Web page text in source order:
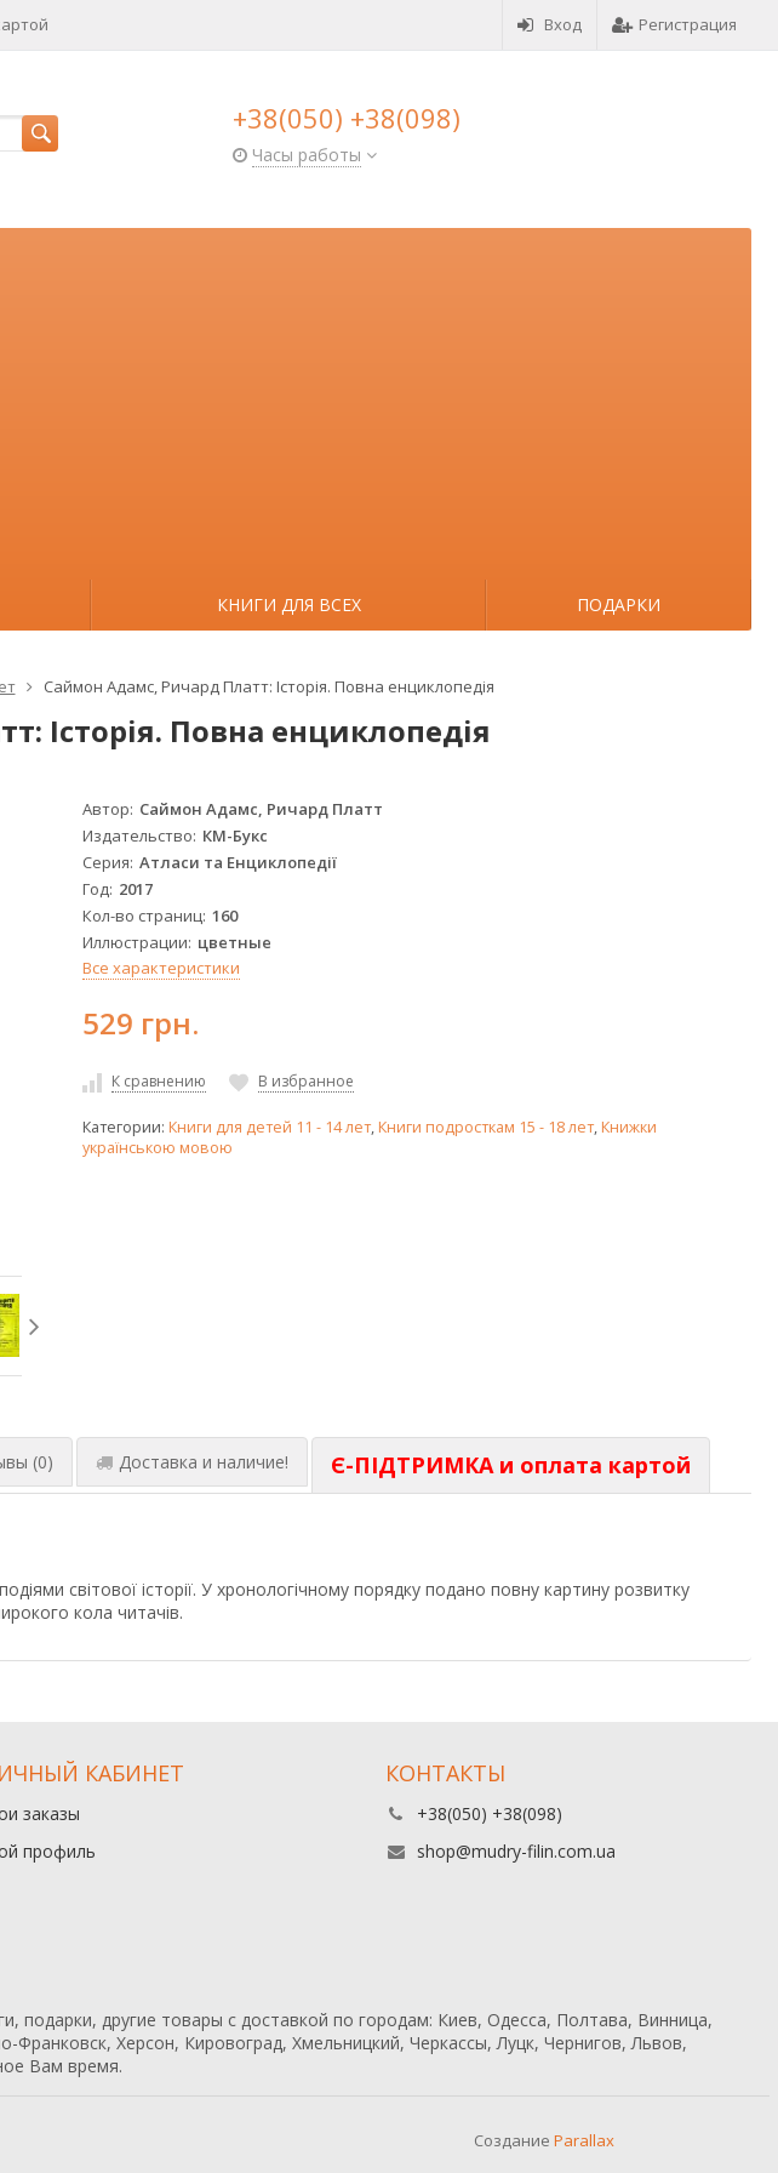
Вход Регистрация
+38(050) +38(098)
Часы работы
КНИГИ ДЛЯ ВСЕХ ПОДАРКИ
Саймон Адамс, Ричард Платт: Історія. Повна енциклопедія
Історія. Повна енциклопедія
Автор Саймон Адамс, Ричард Платт
Издательство КМ-Букс
Серия Атласи та Енциклопедії
Год 2017
Кол-во страниц 160
Иллюстрации цветные
Все характеристики
529 грн.
К сравнению В избранное
Категории:Книги для детей 11 - 14 лет,Книги подросткам 15 - 18 лет,Книжки
українською мовою
(0) Доставка и наличие! Є-ПІДТРИМКА и оплата картой
світової історії. У хронологічному порядку подано повну картину розвитку
кола читачів.
КАБИНЕТ
заказы
профиль
КОНТАКТЫ
+38(050) +38(098)
shop@mudry-filin.com.ua
подарки, другие товары с доставкой по городам: Киев, Одесса, Полтава, Винница,
Херсон, Кировоград, Хмельницкий, Черкассы, Луцк, Чернигов, Львов,
Вам время.
Создание Parallax